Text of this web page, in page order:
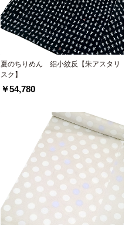
夏のちりめん 絽小紋反【朱アスタリ
スク】
￥54,780